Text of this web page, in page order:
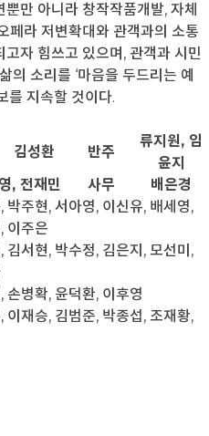
만 아니라 창작작품개발, 자체
페라 저변확대와 관객과의 소통
자 힘쓰고 있으며, 관객과 시민
의 소리를 ‘마음을 두드리는 예
를 지속할 것이다.
김성환 반주
류지원, 임
윤지
, 전재민 사무
배은경
박주현, 서아영, 이신유, 배세영,
이주은
김서현, 박수정, 김은지, 모선미,
손병확, 윤덕환, 이후영
이재승, 김범준, 박종섭, 조재황,